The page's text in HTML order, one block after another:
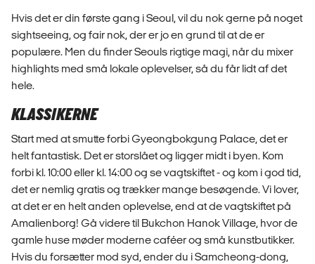
Hvis det er din første gang i Seoul, vil du nok gerne på noget
sightseeing, og fair nok, der er jo en grund til at de er
populære. Men du finder Seouls rigtige magi, når du mixer
highlights med små lokale oplevelser, så du får lidt af det
hele.
KLASSIKERNE
Start med at smutte forbi Gyeongbokgung Palace, det er
helt fantastisk. Det er storslået og ligger midt i byen. Kom
forbi kl. 10:00 eller kl. 14:00 og se vagtskiftet - og kom i god tid,
det er nemlig gratis og trækker mange besøgende. Vi lover,
at det er en helt anden oplevelse, end at de vagtskiftet på
Amalienborg! Gå videre til Bukchon Hanok Village, hvor de
gamle huse møder moderne caféer og små kunstbutikker.
Hvis du forsætter mod syd, ender du i Samcheong-dong,